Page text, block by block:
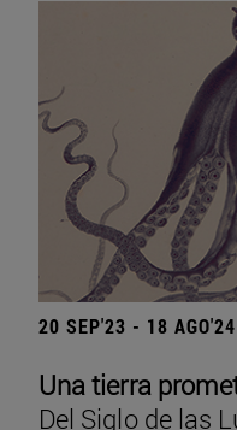
20 SEP'23 - 18 AGO'24
Una tierra
Del Siglo de las